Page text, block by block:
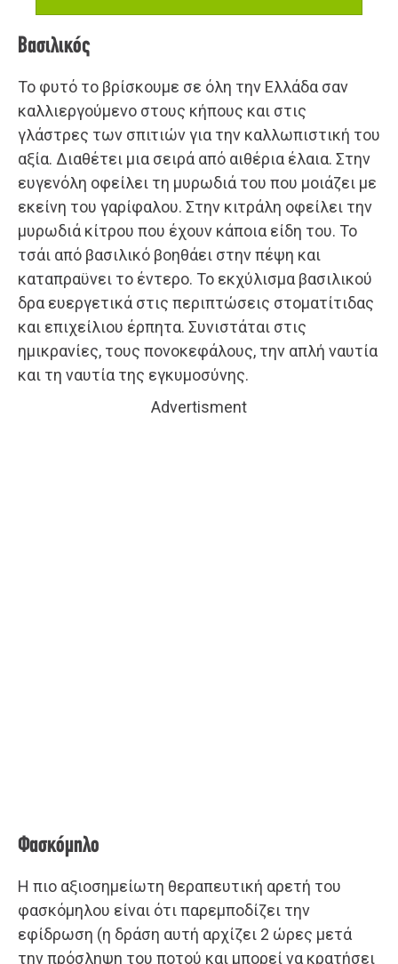
Βασιλικός
Το φυτό το βρίσκουμε σε όλη την Ελλάδα σαν
καλλιεργούμενο στους κήπους και στις
γλάστρες των σπιτιών για την καλλωπιστική του
αξία. Διαθέτει μια σειρά από αιθέρια έλαια. Στην
ευγενόλη οφείλει τη μυρωδιά του που μοιάζει με
εκείνη του γαρίφαλου. Στην κιτράλη οφείλει την
μυρωδιά κίτρου που έχουν κάποια είδη του. Το
τσάι από βασιλικό βοηθάει στην πέψη και
καταπραϋνει το έντερο. Το εκχύλισμα βασιλικού
δρα ευεργετικά στις περιπτώσεις στοματίτιδας
και επιχείλιου έρπητα. Συνιστάται στις
ημικρανίες, τους πονοκεφάλους, την απλή ναυτία
και τη ναυτία της εγκυμοσύνης.
Advertisment
Φασκόμηλο
Η πιο αξιοσημείωτη θεραπευτική αρετή του
φασκόμηλου είναι ότι παρεμποδίζει την
εφίδρωση (η δράση αυτή αρχίζει 2 ώρες μετά
την πρόσληψη του ποτού και μπορεί να κρατήσει